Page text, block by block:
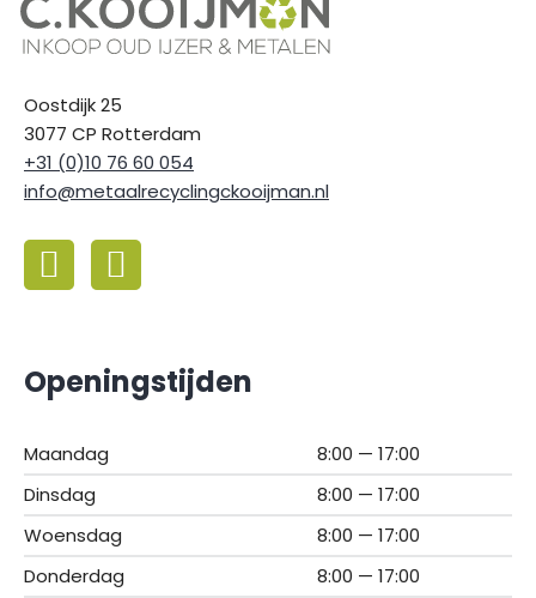
Oostdijk 25
3077 CP Rotterdam
+31 (0)10 76 60 054
info@metaalrecyclingckooijman.nl
Openingstijden
Maandag
8:00 — 17:00
Dinsdag
8:00 — 17:00
Woensdag
8:00 — 17:00
Donderdag
8:00 — 17:00